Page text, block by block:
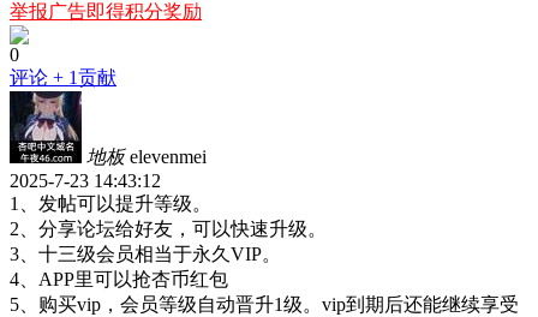
举报广告即得积分奖励
0
评论 + 1贡献
地板 elevenmei
2025-7-23 14:43:12
1、发帖可以提升等级。
2、分享论坛给好友，可以快速升级。
3、十三级会员相当于永久VIP。
4、APP里可以抢杏币红包
5、购买vip，会员等级自动晋升1级。vip到期后还能继续享受